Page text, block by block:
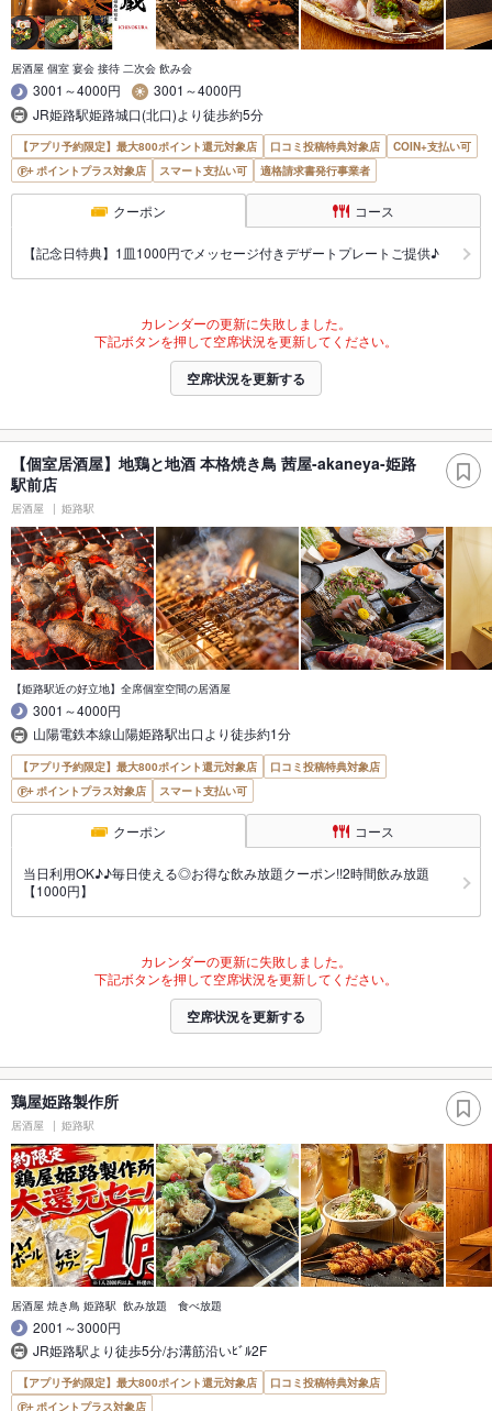
居酒屋 個室 宴会 接待 二次会 飲み会
3001～4000円
3001～4000円
JR姫路駅姫路城口(北口)より徒歩約5分
【アプリ予約限定】最大800ポイント還元対象店 口コミ投稿特典対象店
COIN+支払い可
ポイントプラス対象店
スマート支払い可 適格請求書発行事業者
クーポン コース
【記念日特典】1皿1000円でメッセージ付きデザートプレートご提供♪
カレンダーの更新に失敗しました。
下記ボタンを押して空席状況を更新してください。
空席状況を更新する
【個室居酒屋】地鶏と地酒 本格焼き鳥 茜屋-akaneya-姫路
駅前店
居酒屋 姫路駅
【姫路駅近の好立地】全席個室空間の居酒屋
3001～4000円
山陽電鉄本線山陽姫路駅出口より徒歩約1分
【アプリ予約限定】最大800ポイント還元対象店
口コミ投稿特典対象店
ポイントプラス対象店
スマート支払い可
クーポン コース
当日利用OK♪♪毎日使える◎お得な飲み放題クーポン!!2時間飲み放題
【1000円】
カレンダーの更新に失敗しました。
下記ボタンを押して空席状況を更新してください。
空席状況を更新する
鶏屋姫路製作所
居酒屋 姫路駅
居酒屋 焼き鳥 姫路駅 飲み放題 食べ放題
2001～3000円
JR姫路駅より徒歩5分/お溝筋沿いﾋﾞﾙ2F
【アプリ予約限定】最大800ポイント還元対象店
口コミ投稿特典対象店
ポイントプラス対象店